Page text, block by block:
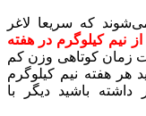
که سریعا لاغر
نیم کیلوگرم در هفته
زمان کوتاهی وزن کم
هر هفته نیم کیلوگرم
باشید دیگر با